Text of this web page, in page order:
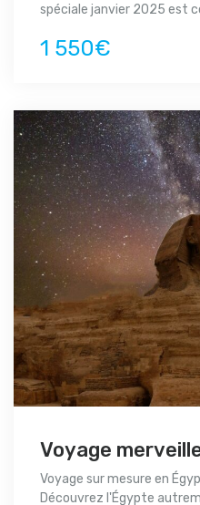
spéciale janvier 2025 est
1 550€
Voyage
Voyage sur mesure en
Découvrez l'Égypte